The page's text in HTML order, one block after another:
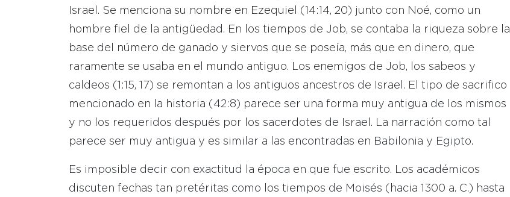
Israel. Se menciona su nombre en Ezequiel (14:14, 20) junto con Noé, como un
hombre fiel de la antigüedad. En los tiempos de Job, se contaba la riqueza sobre la
base del número de ganado y siervos que se poseía, más que en dinero, que
raramente se usaba en el mundo antiguo. Los enemigos de Job, los sabeos y
caldeos (1:15, 17) se remontan a los antiguos ancestros de Israel. El tipo de sacrifico
mencionado en la historia (42:8) parece ser una forma muy antigua de los mismos
y no los requeridos después por los sacerdotes de Israel. La narración como tal
parece ser muy antigua y es similar a las encontradas en Babilonia y Egipto.
Es imposible decir con exactitud la época en que fue escrito. Los académicos
discuten fechas tan pretéritas como los tiempos de Moisés (hacia 1300 a. C.) hasta